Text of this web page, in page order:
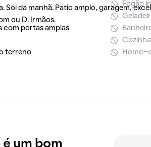
Sol da manhã. Pátio amplo, garagem,
ou D. Irmãos.
com portas amplas
terreno
Fogão
Home-
é um bom